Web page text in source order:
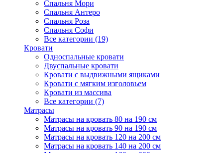
Спальня Мори
Спальня Антеро
Спальня Роза
Спальня Софи
Все категории (19)
Кровати
Односпальные кровати
Двуспальные кровати
Кровати с выдвижными ящиками
Кровати с мягким изголовьем
Кровати из массива
Все категории (7)
Матрасы
Матрасы на кровать 80 на 190 см
Матрасы на кровать 90 на 190 см
Матрасы на кровать 120 на 200 см
Матрасы на кровать 140 на 200 см